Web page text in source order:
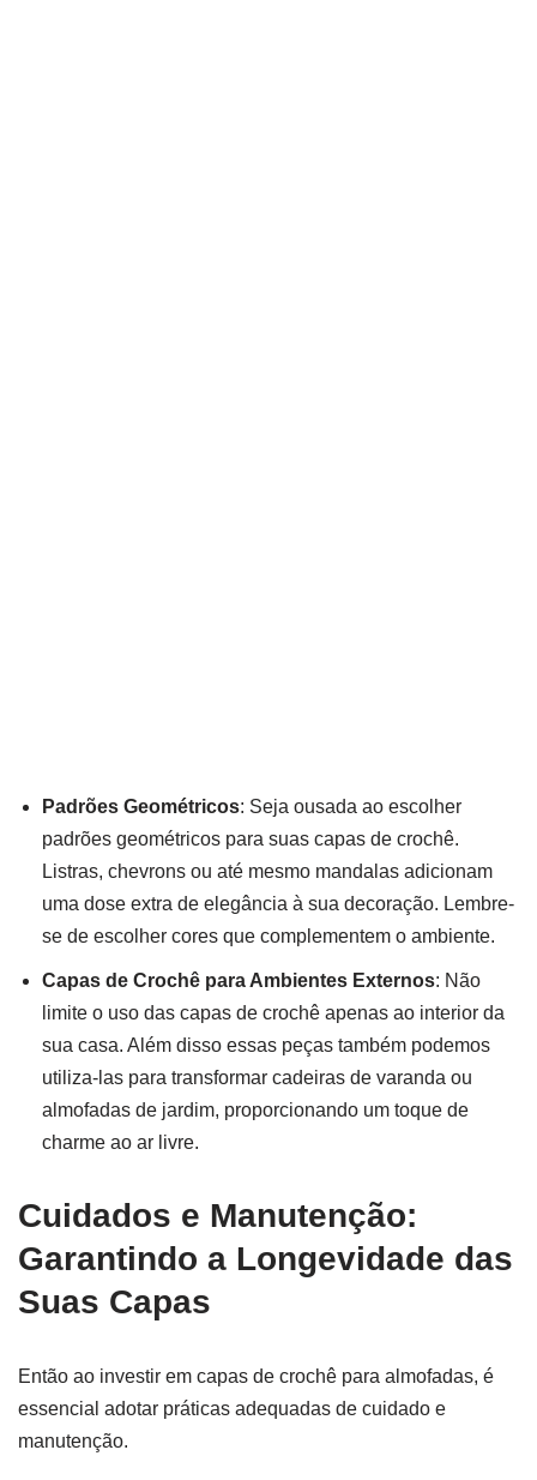
Padrões Geométricos: Seja ousada ao escolher
padrões geométricos para suas capas de crochê.
Listras, chevrons ou até mesmo mandalas adicionam
uma dose extra de elegância à sua decoração. Lembre-
se de escolher cores que complementem o ambiente.
Capas de Crochê para Ambientes Externos: Não
limite o uso das capas de crochê apenas ao interior da
sua casa. Além disso essas peças também podemos
utiliza-las para transformar cadeiras de varanda ou
almofadas de jardim, proporcionando um toque de
charme ao ar livre.
Cuidados e Manutenção:
Garantindo a Longevidade das
Suas Capas
Então ao investir em capas de crochê para almofadas, é
essencial adotar práticas adequadas de cuidado e
manutenção.